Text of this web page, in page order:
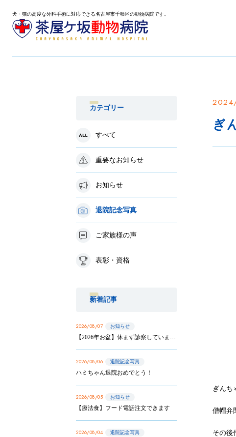
犬・猫の高度な外科手術に対応できる名古屋市千種区の動物病院です。
カテゴリー
すべて
重要なお知らせ
お知らせ
退院記念写真
ご家族様の声
表彰・資格
新着記事
2026/08/07 お知らせ
【2026年お盆】休まず診察しています
2026/08/06 退院記念写真
ハミちゃん退院おめでとう！
2026/08/05 お知らせ
【療法食】フード電話注文できます
2026/08/04 退院記念写真
ぎ
ぎんち
僧帽弁
その後